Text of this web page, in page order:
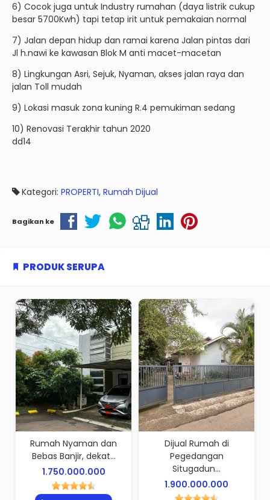
6) Cocok juga untuk Industry rumahan (daya listrik cukup
besar 5700Kwh) tapi tetap irit untuk pemakaian normal
7) Jalan depan hidup dan ramai karena Jalan pintas dari
Jl h.nawi ke kawasan Blok M anti macet-macetan
8) Lingkungan Asri, Sejuk, Nyaman, akses jalan raya dan
jalan Toll mudah
9) Lokasi masuk zona kuning R.4 pemukiman sedang
10) Renovasi Terakhir tahun 2020
dd14
Kategori: PROPERTI, Rumah Dijual
Bagikan ke
PRODUK SERUPA
Rumah Nyaman dan
Bebas Banjir, dekat...
1.750.000.000
Dijual Rumah di
Pegedangan
Situgadun...
1.900.000.000